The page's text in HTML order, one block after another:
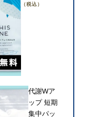
（税込）
代謝Wア
ップ 短期
集中パッ